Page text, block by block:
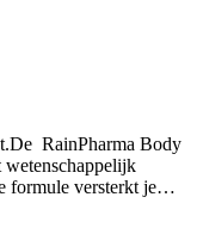
RainPharma Body
wetenschappelijk
formule versterkt je…